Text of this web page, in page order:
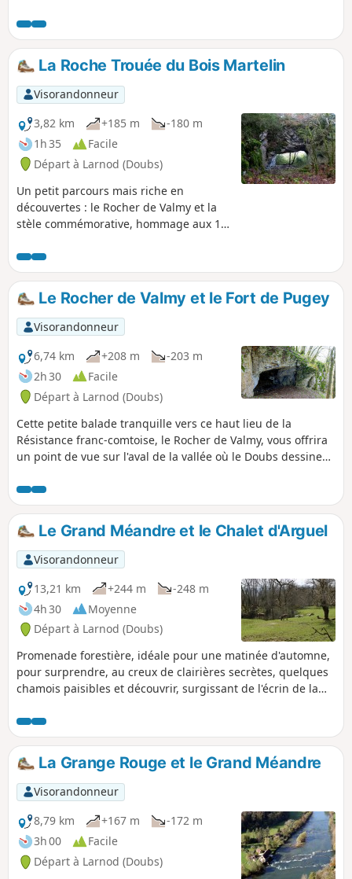
groupe Guy Mocquet fusillés à la citadelle, mais également
de sites naturels avec la grotte de Malpertuis, le belvédère
du château d'Arguel, le point de vue vers la grotte de la
Chère, la surprenante Roche Trouée du bois Martelin et
enfin le belvédère du Monument de Valmy qui embrasse
Besançon et toute la vallée, des Vosges à la Bourgogne.
La Roche Trouée du Bois Martelin
Visorandonneur
3,82 km
+185 m
-180 m
1h 35
Facile
Départ à Larnod (Doubs)
Un petit parcours mais riche en
découvertes : le Rocher de Valmy et la
stèle commémorative, hommage aux 16
implantée sur un éperon rocheux
(406m) dominant la vallée où le Doubs
dessine un de ses plus charmants
méandres ; le belvédère Martelin sur
Avanne et la Côte de Planoise ; la Roche
trouée, portail ouvert sur la vallée et,
enfin, l'ancienne route royale avec
encore de jolies vues sur les monts
voisins.
Le Rocher de Valmy et le Fort de Pugey
Visorandonneur
6,74 km
+208 m
-203 m
2h 30
Facile
Départ à Larnod (Doubs)
Cette petite balade tranquille vers ce haut lieu de la
Résistance franc-comtoise, le Rocher de Valmy, vous offrira
un point de vue sur l'aval de la vallée où le Doubs dessine
belles forêts, vous découvrirez le Belvédère Martelin sur
Avanne et la Côte de Planoise, la Roche trouée, portail
sauvage ouvert sur la vallée, et enfin, les ruines du Fort de
Pugey, la Grotte de Malpertuis et la silhouette massive et
lointaine du Mont Poupet.
Le Grand Méandre et le Chalet d'Arguel
Visorandonneur
13,21 km
+244 m
-248 m
4h 30
Moyenne
Départ à Larnod (Doubs)
Promenade forestière, idéale pour une matinée d'automne,
pour surprendre, au creux de clairières secrètes, quelques
chamois paisibles et découvrir, surgissant de l'écrin de la
de la Loue et le donjon du château féodal de Chenecey.
Retour par le Chalet d'Arguel et des pâtures qui aiguiseront
votre sens de l'orientation.
La Grange Rouge et le Grand Méandre
Visorandonneur
8,79 km
+167 m
-172 m
3h 00
Facile
Départ à Larnod (Doubs)